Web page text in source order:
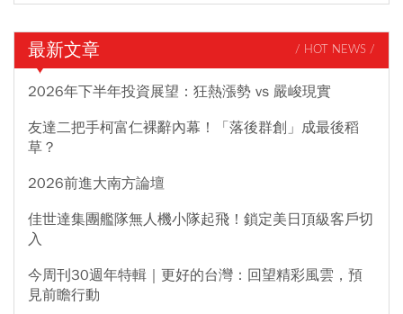
最新文章 / HOT NEWS /
2026年下半年投資展望：狂熱漲勢 vs 嚴峻現實
友達二把手柯富仁裸辭內幕！「落後群創」成最後稻
草？
2026前進大南方論壇
佳世達集團艦隊無人機小隊起飛！鎖定美日頂級客戶切
入
今周刊30週年特輯｜更好的台灣：回望精彩風雲，預
見前瞻行動